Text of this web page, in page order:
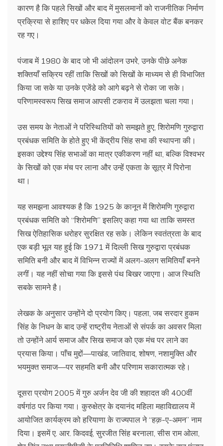
कारण है कि पहले सिखों और बाद में मुसलमानों को राजनीतिक निर्माण
प्रक्रिया से हाशिए पर धकेल दिया गया और वे केवल वोट बैंक बनकर
रह गए।
पंजाब में 1980 के बाद जो भी आंदोलन उभरे, उनके पीछे अनेक
शक्तियाँ सक्रिय रहीं ताकि सिखों को सिखों के माध्यम से ही विभाजित
किया जा सके या उनके एजेंडे को आगे बढ़ने से रोका जा सके।
परिणामस्वरूप सिख समाज आपसी टकराव में उलझता चला गया।
उस समय के नेताओं ने परिस्थितियों को समझते हुए, शिरोमणि गुरुद्वारा
प्रबंधक समिति के होते हुए भी केंद्रीय सिंह सभा की स्थापना की।
इसका उद्देश्य सिंह सभाओं का मात्र एकीकरण नहीं था, बल्कि विश्वभर
के सिखों को एक मंच पर लाना और उन्हें एकता के सूत्र में पिरोना
था।
यह समझना आवश्यक है कि 1925 के कानून में शिरोमणि गुरुद्वारा
प्रबंधक समिति को “शिरोमणि” इसलिए कहा गया था ताकि समस्त
सिख ऐतिहासिक धरोहर सुरक्षित रह सके। लेकिन स्वतंत्रता के बाद
एक बड़ी भूल यह हुई कि 1971 में दिल्ली सिख गुरुद्वारा प्रबंधक
समिति बनी और बाद में विभिन्न राज्यों में अलग-अलग समितियाँ बनने
लगीं। यह नहीं सोचा गया कि इससे पंथ बिखर जाएगा। आज स्थिति
सबके सामने है।
लेखक के अनुसार उन्होंने दो प्रयोग किए। पहला, जब सरदार हुकम
सिंह के निधन के बाद उन्हें राष्ट्रीय नेताओं से संपर्क का अवसर मिला
तो उन्होंने आर्य समाज और सिख समाज को एक मंच पर लाने का
प्रयास किया। पाँच मुद्दों—पाखंड, जातिवाद, शोषण, नशामुक्ति और
भयमुक्त समाज—पर सहमति बनी और परिणाम सकारात्मक रहे।
दूसरा प्रयोग 2005 में गुरु अर्जन देव जी की शहादत की 400वीं
वर्षगांठ पर किया गया। कुरुक्षेत्र के दयानंद महिला महाविद्यालय में
आयोजित कार्यक्रम को हरियाणा के राज्यपाल ने “हक़-ए-अमन” नाम
दिया। इसमें ए. आर. किदवई, सुरजीत सिंह बरनाला, सीस राम ओला,